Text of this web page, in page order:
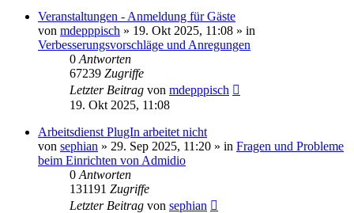
Veranstaltungen - Anmeldung für Gäste
von mdepppisch » 19. Okt 2025, 11:08 » in
Verbesserungsvorschläge und Anregungen
0 Antworten
67239 Zugriffe
Letzter Beitrag von mdepppisch
19. Okt 2025, 11:08
Arbeitsdienst PlugIn arbeitet nicht
von sephian » 29. Sep 2025, 11:20 » in Fragen und Probleme
beim Einrichten von Admidio
0 Antworten
131191 Zugriffe
Letzter Beitrag von sephian